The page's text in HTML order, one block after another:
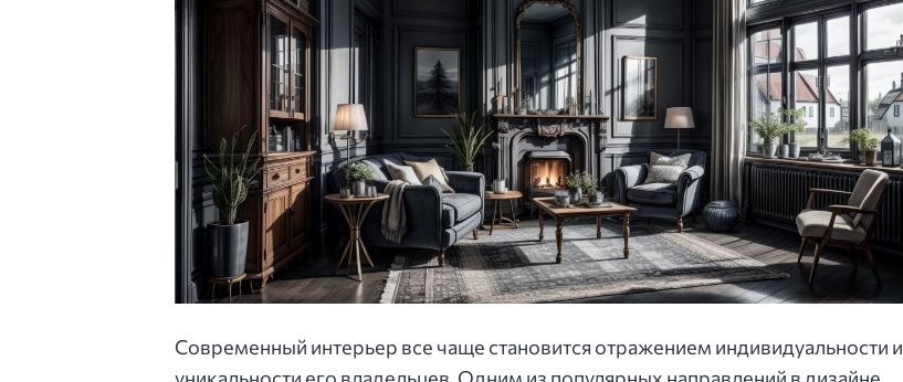
Современный интерьер все чаще становится отражением индивидуальности и